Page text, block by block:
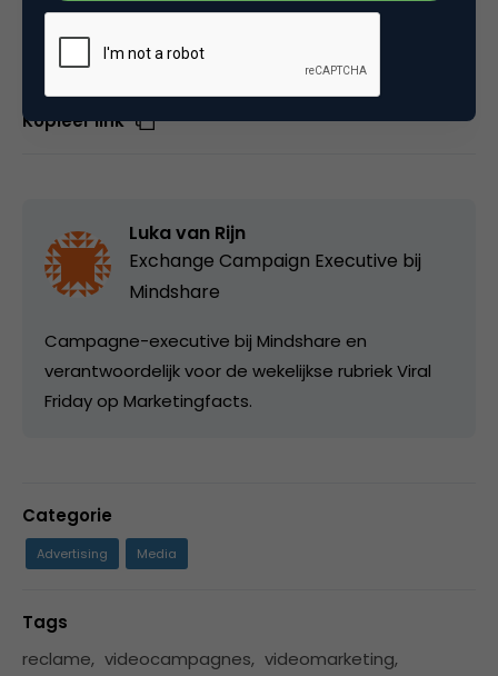
Kopieer link
Luka van Rijn
Exchange Campaign Executive bij
Mindshare
Campagne-executive bij Mindshare en
verantwoordelijk voor de wekelijkse rubriek Viral
Friday op Marketingfacts.
Categorie
Advertising Media
Tags
reclame, videocampagnes, videomarketing,